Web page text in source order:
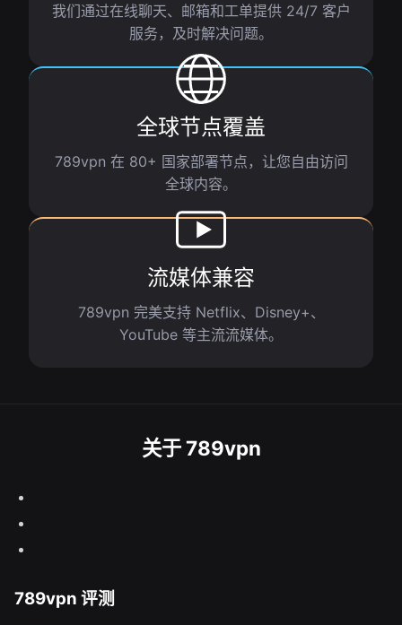
我们通过在线聊天、邮箱和工单提供 24/7 客户
服务，及时解决问题。
全球节点覆盖
789vpn 在 80+ 国家部署节点，让您自由访问
全球内容。
流媒体兼容
789vpn 完美支持 Netflix、Disney+、
YouTube 等主流流媒体。
关于 789vpn
789vpn 评测